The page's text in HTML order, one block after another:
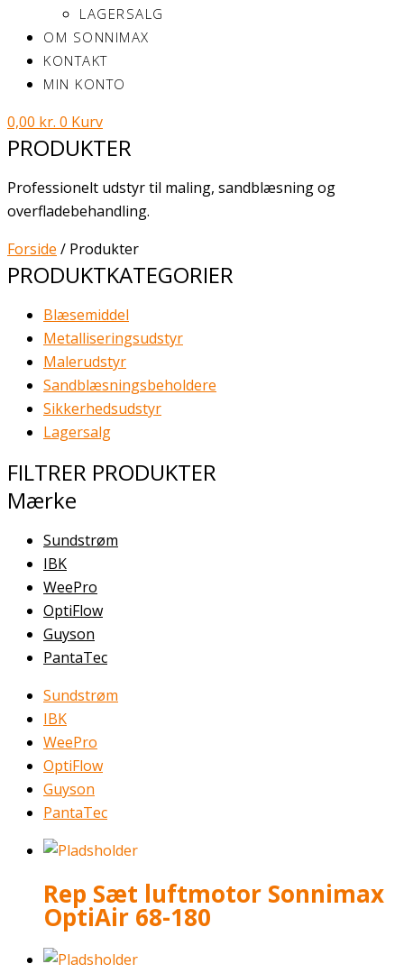
LAGERSALG
OM SONNIMAX
KONTAKT
MIN KONTO
0,00 kr. 0 Kurv
PRODUKTER
Professionelt udstyr til maling, sandblæsning og
overfladebehandling.
Forside / Produkter
PRODUKTKATEGORIER
Blæsemiddel
Metalliseringsudstyr
Malerudstyr
Sandblæsningsbeholdere
Sikkerhedsudstyr
Lagersalg
FILTRER PRODUKTER
Mærke
Sundstrøm
IBK
WeePro
OptiFlow
Guyson
PantaTec
Sundstrøm
IBK
WeePro
OptiFlow
Guyson
PantaTec
Rep Sæt luftmotor Sonnimax
OptiAir 68-180